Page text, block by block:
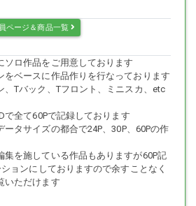
として、あくまでもシチュエーション動画
ェティッシュを追求するもので、XX作品
ページ＆商品一覧
ソロ作品をご用意しております
をベースに作品作りを行なっております
、Tバック、Tフロント、ミニスカ、etc
で全て60Pで記録しております
ータサイズの都合で24P、30P、60Pの作
集を施している作品もありますが60P記
ョンにしておりますので余すことなく
いただけます